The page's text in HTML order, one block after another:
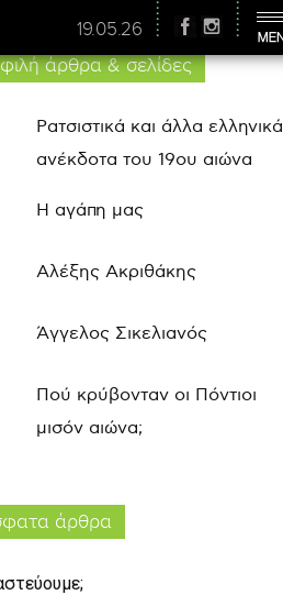
19.05.26
άρθρα & σελίδες
Ρατσιστικά και άλλα ελληνικά
ανέκδοτα του 19ου αιώνα
Η αγάπη μας
Αλέξης Ακριθάκης
Άγγελος Σικελιανός
Πού κρύβονταν οι Πόντιοι
μισόν αιώνα;
άρθρα